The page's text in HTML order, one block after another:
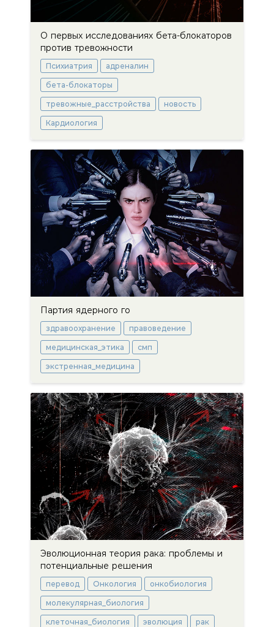
О первых исследованиях бета-блокаторов
против тревожности
Психиатрия адреналин
бета-блокаторы
тревожные_расстройства новость
Кардиология
Партия ядерного го
здравоохранение правоведение
медицинская_этика смп
экстренная_медицина
Эволюционная теория рака: проблемы и
потенциальные решения
перевод Онкология онкобиология
молекулярная_биология
клеточная_биология эволюция рак